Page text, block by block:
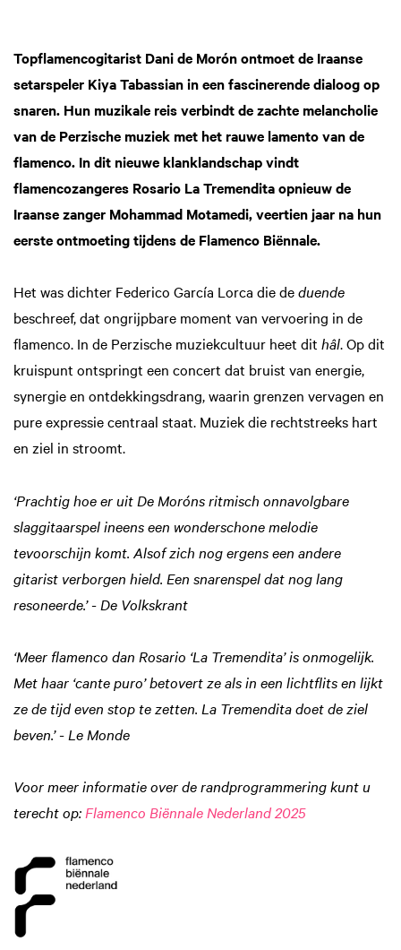
Topflamencogitarist Dani de Morón ontmoet de Iraanse
setarspeler Kiya Tabassian in een fascinerende dialoog op
snaren. Hun muzikale reis verbindt de zachte melancholie
van de Perzische muziek met het rauwe lamento van de
flamenco. In dit nieuwe klanklandschap vindt
flamencozangeres Rosario La Tremendita opnieuw de
Iraanse zanger Mohammad Motamedi, veertien jaar na hun
eerste ontmoeting tijdens de Flamenco Biënnale.
Het was dichter Federico García Lorca die deduende
beschreef, dat ongrijpbare moment van vervoering in de
flamenco. In de Perzische muziekcultuur heet dit hâl. Op dit
kruispunt ontspringt een concert dat bruist van energie,
synergie en ontdekkingsdrang, waarin grenzen vervagen en
pure expressie centraal staat. Muziek die rechtstreeks hart
en ziel in stroomt.
‘Prachtig hoe er uit De Moróns ritmisch onnavolgbare
slaggitaarspel ineens een wonderschone melodie
tevoorschijn komt. Alsof zich nog ergens een andere
gitarist verborgen hield. Een snarenspel dat nog lang
resoneerde.’ - De Volkskrant
‘Meer flamenco dan Rosario ‘La Tremendita’ is onmogelijk.
Met haar ‘cante puro’ betovert ze als in een lichtflits en lijkt
ze de tijd even stop te zetten. La Tremendita doet de ziel
beven.’ - Le Monde
Voor meer informatie over de randprogrammering kunt u
terecht op: Flamenco Biënnale Nederland 2025